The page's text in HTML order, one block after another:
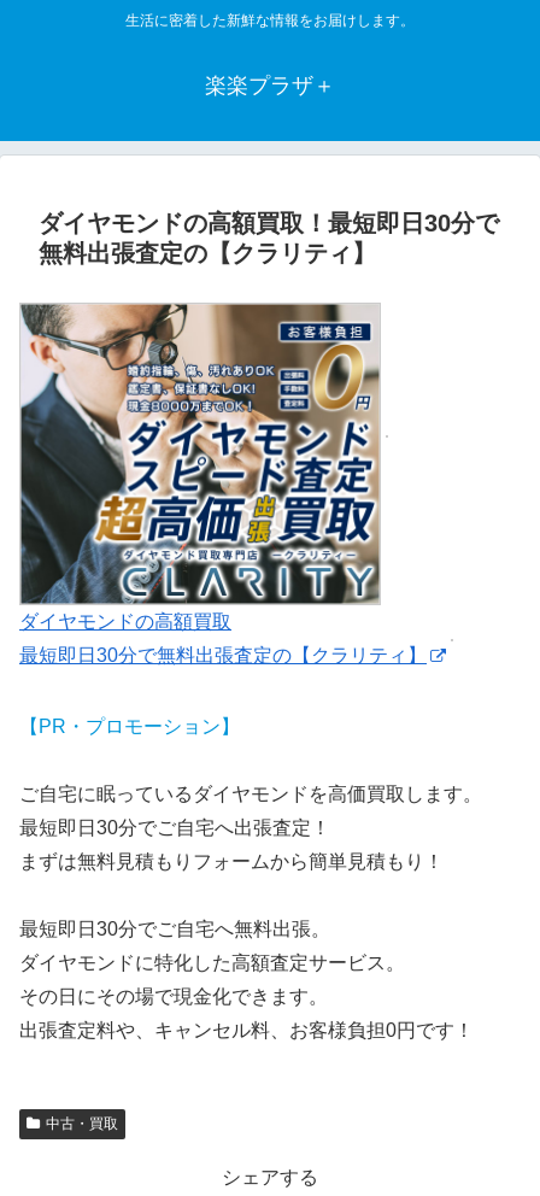
生活に密着した新鮮な情報をお届けします。
楽楽プラザ＋
ダイヤモンドの高額買取！最短即日30分で
無料出張査定の【クラリティ】
ダイヤモンドの高額買取
最短即日30分で無料出張査定の【クラリティ】
【PR・プロモーション】
ご自宅に眠っているダイヤモンドを高価買取します。
最短即日30分でご自宅へ出張査定！
まずは無料見積もりフォームから簡単見積もり！
最短即日30分でご自宅へ無料出張。
ダイヤモンドに特化した高額査定サービス。
その日にその場で現金化できます。
出張査定料や、キャンセル料、お客様負担0円です！
中古・買取
シェアする